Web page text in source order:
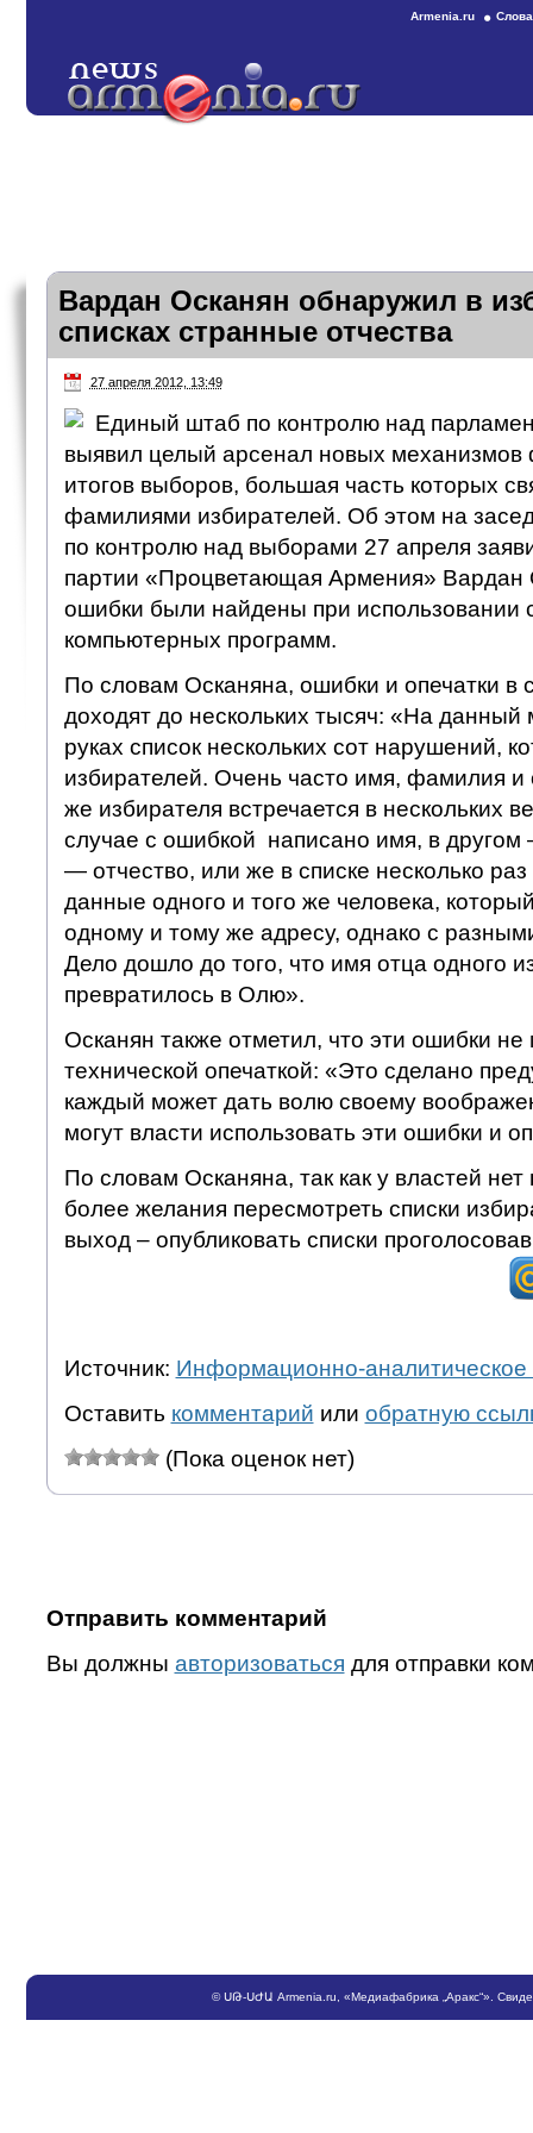
Armenia.ru
Вардан Осканян обнаружил в
списках странные отчества
27 апреля 2012, 13:49
Единый штаб по контролю над
выявил целый арсенал новых
итогов выборов, большая часть которых
фамилиями избирателей. Об этом на
по контролю над выборами 27 апреля
партии «Процветающая Армения» Вардан
ошибки были найдены при использовании
компьютерных программ.
По словам Осканяна, ошибки и опечатки в
доходят до нескольких тысяч: «На
руках список нескольких сот нарушений,
избирателей. Очень часто имя, фамилия и
же избирателя встречается в нескольких
случае с ошибкой написано имя, в
— отчество, или же в списке несколько
данные одного и того же человека,
одному и тому же адресу, однако с
Дело дошло до того, что имя отца одного
превратилось в Олю».
Осканян также отметил, что эти ошибки не
технической опечаткой: «Это сделано
каждый может дать волю своему
могут власти использовать эти ошибки и
По словам Осканяна, так как у властей
более желания пересмотреть списки
выход – опубликовать списки
Источник: Информационно-аналитическое
Оставить комментарий или обратную
(Пока оценок нет)
Отправить комментарий
Вы должны авторизоваться для отправки
©ՍԹ-ՍԺԱ Armenia.ru , «Медиафабрика „Аракс“».